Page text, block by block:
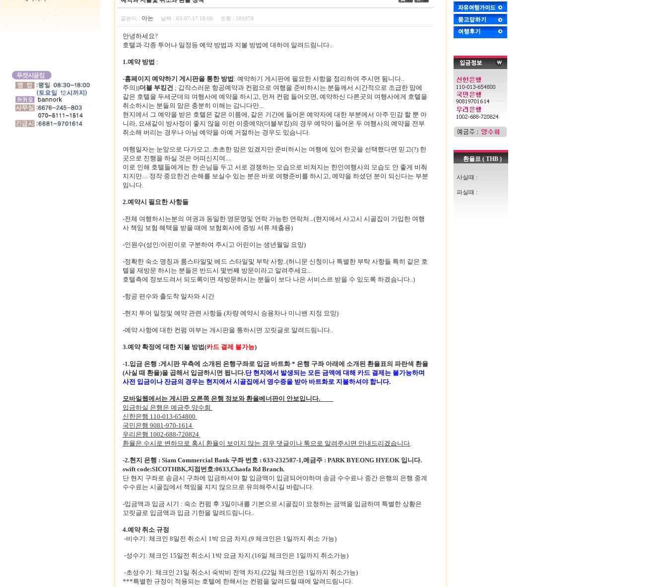
글쓴이 : 아논 날짜 : 03-07-17 18:06 조회 : 181079
안녕하세요?
호텔과 각종 투어나 일정등 예약 방법과 지불 방법에 대하여 알려드림니다..
1.예약 방법 :
-홈페이지 예약하기 게시판을 통한 방법 : 예약하기 게시판에 필요한 사항을 정리하여 주시면 됨니다..
주의))더블 부킹건 ; 갑작스러운 항공예약과 컨펌으로 여행을 준비하시는 분들께서 시간적으로 조급한 맘에
같은 호텔을 두세군데의 여행사에 예약을 하시고, 먼저 컨펌 들어오면, 예약하신 다른곳의 여행사에게 호텔을
취소하시는 분들의 맘은 충분히 이해는 감니다만...
현지에서 그 예약을 받은 호텔은 같은 이름에, 같은 기간에 들어온 예약자에 대한 부분에서 아주 민감 할 뿐 아
니라, 요새같이 방사정이 좋지 않을 이런 이중예약(더블부킹)의 경우 예약이 들어온 두 여행사의 예약을 전부
취소해 버리는 경우나 아님 예약을 아예 거절하는 경우도 있슴니다.
여행일자는 눈앞으로 다가오고..초초한 맘은 있겠지만 준비하시는 여행에 있어 한곳을 선택했다면 믿고(?) 한
곳으로 진행을 하실 것은 어떠신지여....
이로 인해 호텔들에게는 한 손님들 두고 서로 경쟁하는 모습으로 비쳐지는 한인여행사의 모습도 안 좋게 비춰
지지만.... 정작 중요한건 손해를 보실수 있는 분은 바로 여행준비를 하시고, 예약을 하셨던 분이 되신다는 부분
임니다.
2.예약시 필요한 사항들
-전체 여행하시는분의 여권과 동일한 영문명및 연락 가능한 연락처...(현지에서 사고시 시골집이 가입한 여행
사 책임 보험 혜택을 받을 때에 보험회사에 증빙 서류 제출용)
-인원수(성인/어린이로 구분하여 주시고 어린이는 생년월일 요망)
-정확한 숙소 명칭과 룸스타일및 베드 스타일및 부탁 사항..(허니문 신청이나 특별한 부탁 사항들 특히 같은 호
텔을 재방문 하시는 분들은 반드시 몇번째 방문이라고 알려주세요...
호텔측에 정보드려서 되도록이면 재방문하시는 분들이 보다 나은 서비스르 받을 수 있도록 하겠슴니다..)
-항공 편수와 출도착 일자와 시간
-현지 투어 일정및 예약 관련 사항들.(차량 예약시 승용차나 미니밴 지정 요망)
-예약 사항에 대한 컨펌 여부는 게시판을 통하시면 꼬릿글로 알려드림니다..
3.예약 확정에 대한 지불 방법(카드 결제 불가능)
-1.입금 은행 :게시판 우측에 소개된 은행구좌로 입금 바트화 * 은행 구좌 아래에 소개된 환율표의 파란색 환율
(사실 때 환율)을 곱해서 입금하시면 됩니다.단 현지에서 발생되는 모든 금액에 대해 카드 결제는 불가능하며
사전 입금이나 잔금의 경우는 현지에서 시골집에서 영수증을 받아 바트화로 지불하셔야 합니다.
모바일웹에서는 게시판 오른쪽 은행 정보와 환율베너판이 안보입니다.
입금하실 은행은 예금주 양수희
신한은행 110-013-654800
국민은행 9081-970-1614
우리은행 1002-688-720824
환율은 수시로 변하므로 혹시 환율이 보이지 않는 경우 댓글이나 톡으로 알려주시면 안내드리겠습니다.
-2.현지 은행 : Siam Commercial Bank 구좌 번호 : 633-232587-1,예금주 : PARK BYEONG HYEOK 입니다.
swift code:SICOTHBK,지점번호:0633,Chaofa Rd Branch.
단 현지 구좌로 송금시 구좌에 입금하셔야 할 입금액이 입금되어야하며 송금 수수료나 중간 은행의 은행 중계
수수료는 시골집에서 책임을 지지 않으므로 유의해주시길 바랍니다.
-입금액과 입금 시기 : 숙소 컨펌 후 3일이내를 기본으로 시골집이 요청하는 금액을 입금하며 특별한 상황은
꼬릿글로 입금액과 입금 기한을 알려드림니다..
4.예약 취소 규정
-비수기: 체크인 8일전 취소시 1박 요금 차지.(9 체크인은 1일까지 취소 가능)
-성수기: 체크인 15일전 취소시 1박 요금 차지.(16일 체크인은 1일까지 취소가능)
-초성수기: 체크인 21일 취소시 숙박비 전액 차지.(22일 체크인은 1일까지 취소가능)
***특별한 규정이 적용되는 호텔에 한해서는 컨펌을 알려드릴 때에 알려드림니다.
환율표 ( THB )
사실때 :
파실때 :